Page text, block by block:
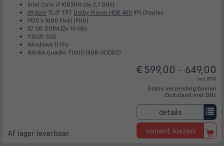
Intel Core i7-10850H (6x 2,7 GHz)
39,6cm 15,6" TFT Dolby Vision HDR 400 IPS Display
1920 x 1080 Pixel (FHD)
32 GB DDR4 (2x 16 GB)
512GB SSD
Windows 11 Pro
NVidia Quadro T1000 (4GB GDDR5)
Af lager leverbaar
€ 599,00 - 649,00
incl. BTW
Gratis verzending binnen
Duitsland met DHL
details
variant kiezen